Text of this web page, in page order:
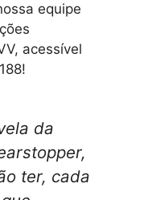
equipe
acessível
da
ter, cada